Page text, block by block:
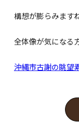
構想が膨らみます
全体像が気にな
沖縄市古謝の眺望